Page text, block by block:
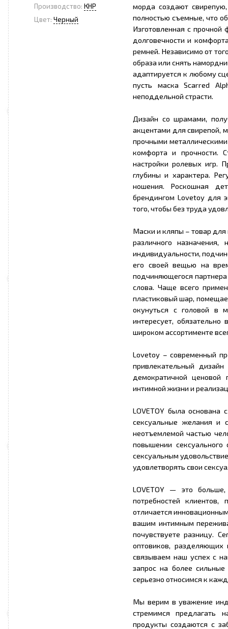
Производство: КНР
Цвет: Черный
морда создают
полностью съемные, что
Изготовленная с прочной
долговечности и
ремней. Независимо от
образа или снять
адаптируется к любому
пусть маска Scarred
неподдельной страсти.
Дизайн со шрамами,
акцентами для свирепой,
прочными
комфорта и прочности.
настройки ролевых игр.
глубины и характера.
ношения. Роскошная
брендингом Lovetoy для
того, чтобы без труда
Маски и кляпы – товар
различного
индивидуальности,
его своей вещью на
подчиняющегося
слова. Чаще всего
пластиковый шар,
окунуться с головой в
интересует,
широком ассортименте
Lovetoy – современный
привлекательный
демократичной
интимной жизни и
LOVETOY была
сексуальные желания и
неотъемлемой частью
повышении
сексуальным
удовлетворять свои
LOVETOY — это
потребностей клиентов,
отличается
вашим интимным
почувствуете разницу.
оптовиков,
связываем наш успех с
запрос на более
серьезно относимся к
Мы верим в уважение
стремимся предлагать
продукты создаются с